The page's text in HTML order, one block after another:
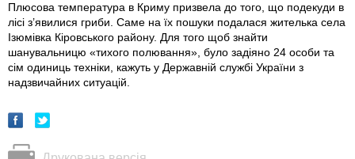
Плюсова температура в Криму призвела до того, що подекуди в
лісі з’явилися гриби. Саме на їх пошуки подалася жителька села
Ізюмівка Кіровського району. Для того щоб знайти
шанувальницю «тихого полювання», було задіяно 24 особи та
сім одиниць техніки, кажуть у Державній службі України з
надзвичайних ситуацій.